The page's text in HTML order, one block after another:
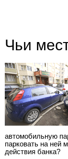
Чьи
автомобильную
парковать на
действия банка?